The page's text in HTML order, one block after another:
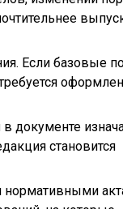
Если базовые
документе
становится